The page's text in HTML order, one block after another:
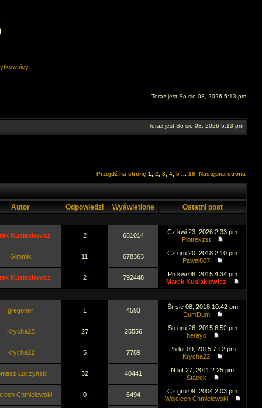
Teraz jest So sie 08, 2026 5:13 pm
Teraz jest So sie 08, 2026 5:13 pm
Przejdź na stronę 1 2 3 4 5 16 Następna strona
Autor Odpowiedzi Wyświetlone Ostatni post
Kusiakiewicz 2 681014
Cz kwi 23, 2026 2:33 pm
Piotrekzst
Gimmik 11 678363
Cz gru 20, 2018 2:10 pm
Pawel807
Kusiakiewicz 2 792448
Pn kwi 06, 2015 4:34 pm
Marek Kusiakiewicz
gregoner 1 4593
Śr sie 08, 2018 10:42 pm
DumDum
Krycha22 27 25556
So gru 26, 2015 6:52 pm
herayo
Krycha22 5 7789
Pn lut 09, 2015 7:12 pm
Krycha22
Łuczyński 32 40441
N lut 27, 2011 2:25 pm
Stacek
Chmielewski 0 6494
Cz gru 09, 2004 2:03 pm
Wojciech Chmielewski